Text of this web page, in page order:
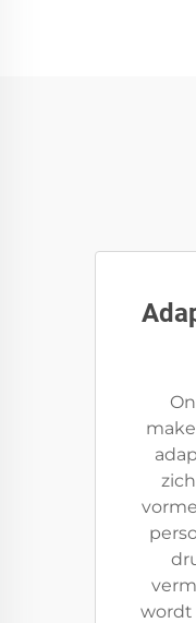
wordt